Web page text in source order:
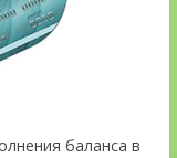
баланса в